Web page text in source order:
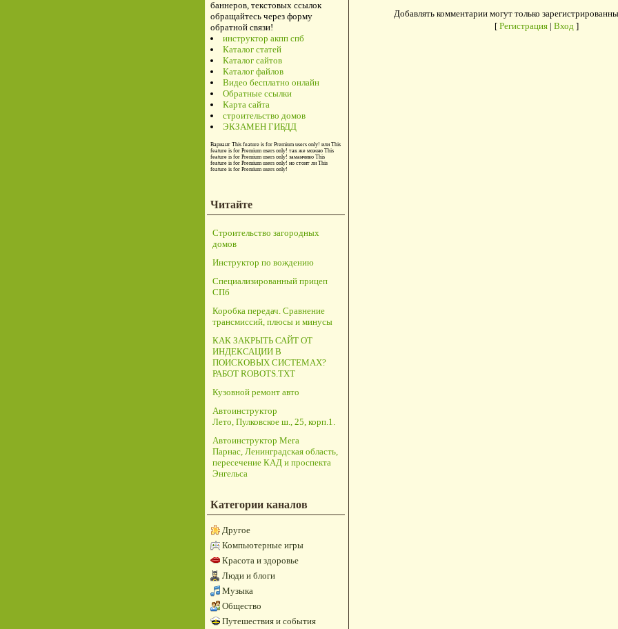
баннеров, текстовых ссылок
обращайтесь через форму
обратной связи!
инструктор акпп спб
Каталог статей
Каталог сайтов
Каталог файлов
Видео бесплатно онлайн
Обратные ссылки
Карта сайта
строительство домов
ЭКЗАМЕН ГИБДД
Вариант This feature is for Premium users only! или This
feature is for Premium users only! так же можно This
feature is for Premium users only! заманчиво This
feature is for Premium users only! но стоит ли This
feature is for Premium users only!
Читайте
Строительство загородных
домов
Инструктор по вождению
Специализированный прицеп
СПб
Коробка передач. Сравнение
трансмиссий, плюсы и минусы
КАК ЗАКРЫТЬ САЙТ ОТ
ИНДЕКСАЦИИ В
ПОИСКОВЫХ СИСТЕМАХ?
РАБОТ ROBOTS.TXT
Кузовной ремонт авто
Автоинструктор
Лето, Пулковское ш., 25, корп.1.
Автоинструктор Мега
Парнас, Ленинградская область,
пересечение КАД и проспекта
Энгельса
Категории каналов
Другое
Компьютерные игры
Красота и здоровье
Люди и блоги
Музыка
Общество
Путешествия и события
Добавлять комментарии могут только
[ Регистрация| Вход ]